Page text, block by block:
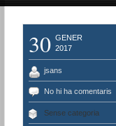
30 GENER
2017
jsans
No hi ha comentaris
Sense categoria